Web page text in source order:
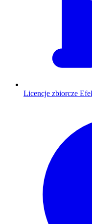
Licencje zbiorcze